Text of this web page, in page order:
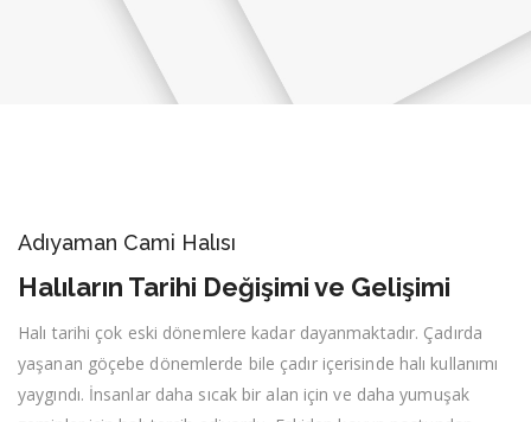
Adıyaman Cami Halısı
Halıların Tarihi Değişimi ve Gelişimi
Halı tarihi çok eski dönemlere kadar dayanmaktadır. Çadırda
yaşanan göçebe dönemlerde bile çadır içerisinde halı kullanımı
yaygındı. İnsanlar daha sıcak bir alan için ve daha yumuşak